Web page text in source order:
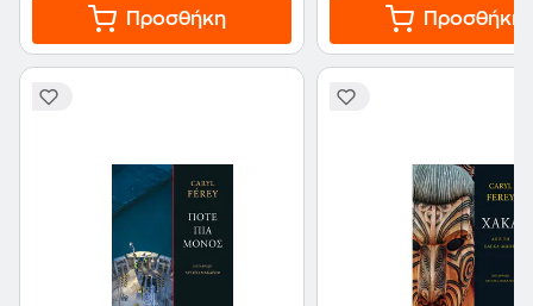
Προσθήκη Προσθήκη